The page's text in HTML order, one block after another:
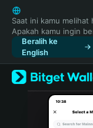
English
日本語
Tiếng Việt
Русский
Español
Türkçe
Italiano
Saat ini kamu melihat
Apakah kamu ingin
Beralih ke
English